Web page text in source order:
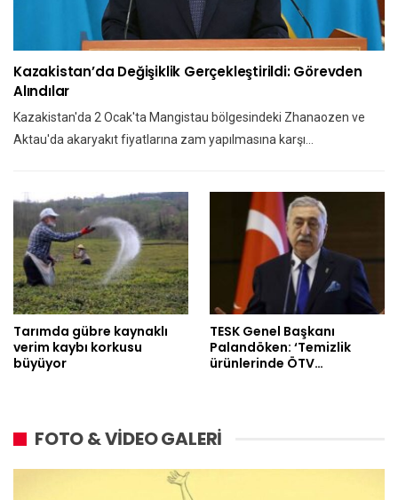
Kazakistan’da Değişiklik Gerçekleştirildi: Görevden
Alındılar
Kazakistan'da 2 Ocak'ta Mangistau bölgesindeki Zhanaozen ve
Aktau'da akaryakıt fiyatlarına zam yapılmasına karşı…
Tarımda gübre kaynaklı
verim kaybı korkusu
büyüyor
TESK Genel Başkanı
Palandöken: ‘Temizlik
ürünlerinde ÖTV…
FOTO & VİDEO GALERİ